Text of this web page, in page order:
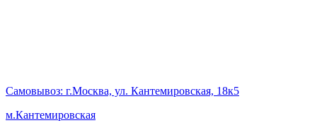
Самовывоз: г.Москва, ул. Кантемировская, 18к5
м.Кантемировская